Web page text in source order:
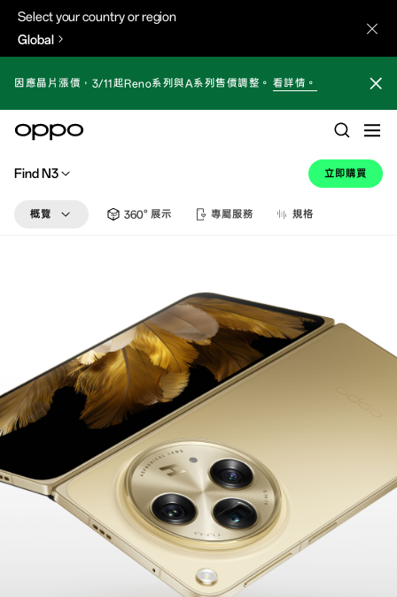
Select your country or region
Global
因應晶片漲價，3/11起Reno系列與A系列售價調整。 看詳情。
Find N3 立即購買
概覽
360° 展示 專屬服務 規格